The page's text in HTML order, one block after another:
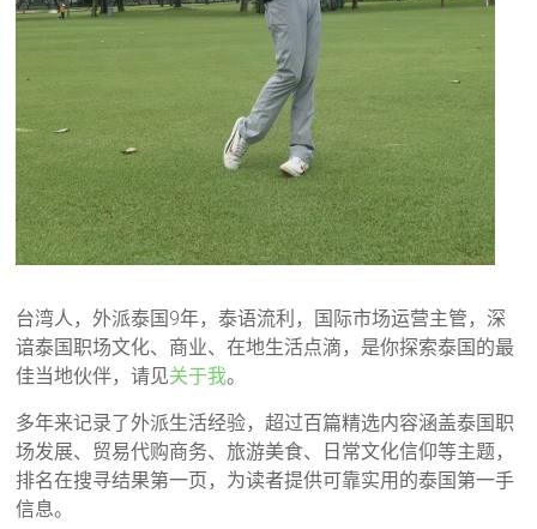
台湾人，外派泰国9年，泰语流利，国际市场运营主管，深
谙泰国职场文化、商业、在地生活点滴，是你探索泰国的最
佳当地伙伴，请见关于我。
多年来记录了外派生活经验，超过百篇精选内容涵盖泰国职
场发展、贸易代购商务、旅游美食、日常文化信仰等主题，
排名在搜寻结果第一页，为读者提供可靠实用的泰国第一手
信息。